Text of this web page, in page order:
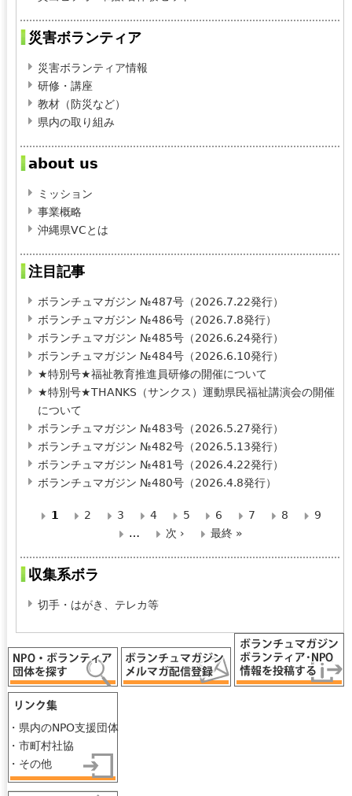
災害ボランティア
災害ボランティア情報
研修・講座
教材（防災など）
県内の取り組み
about us
ミッション
事業概略
沖縄県VCとは
注目記事
ボランチュマガジン №487号（2026.7.22発行）
ボランチュマガジン №486号（2026.7.8発行）
ボランチュマガジン №485号（2026.6.24発行）
ボランチュマガジン №484号（2026.6.10発行）
★特別号★福祉教育推進員研修の開催について
★特別号★THANKS（サンクス）運動県民福祉講演会の開催
について
ボランチュマガジン №483号（2026.5.27発行）
ボランチュマガジン №482号（2026.5.13発行）
ボランチュマガジン №481号（2026.4.22発行）
ボランチュマガジン №480号（2026.4.8発行）
ー
1 2 3 4 5 6 7 8
9
…
次 › 最終 »
収集系ボラ
切手・はがき、テレカ等
・県内のNPO支援団体
・市町村社協
・その他